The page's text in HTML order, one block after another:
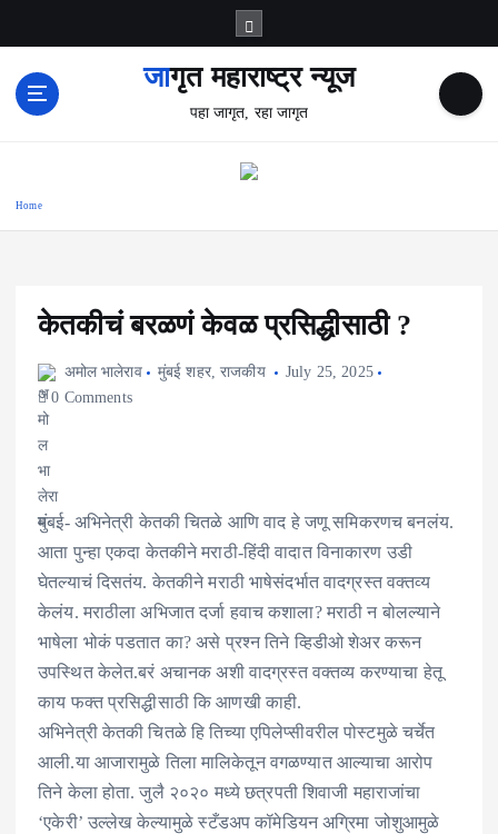
जागृत महाराष्ट्र न्यूज
पहा जागृत, रहा जागृत
Home
केतकीचं बरळणं केवळ प्रसिद्धीसाठी ?
अमोल भालेराव मुंबई शहर,राजकीय
July 25, 2025
0 Comments
मुंबई- अभिनेत्री केतकी चितळे आणि वाद हे जणू समिकरणच बनलंय.
आता पुन्हा एकदा केतकीने मराठी-हिंदी वादात विनाकारण उडी
घेतल्याचं दिसतंय. केतकीने मराठी भाषेसंदर्भात वादग्रस्त वक्तव्य
केलंय. मराठीला अभिजात दर्जा हवाच कशाला? मराठी न बोलल्याने
भाषेला भोकं पडतात का? असे प्रश्न तिने व्हिडीओ शेअर करून
उपस्थित केलेत.बरं अचानक अशी वादग्रस्त वक्तव्य करण्याचा हेतू
काय फक्त प्रसिद्धीसाठी कि आणखी काही.
अभिनेत्री केतकी चितळे हि तिच्या एपिलेप्सीवरील पोस्टमुळे चर्चेत
आली.या आजारामुळे तिला मालिकेतून वगळण्यात आल्याचा आरोप
तिने केला होता. जुलै २०२० मध्ये छत्रपती शिवाजी महाराजांचा
‘एकेरी’ उल्लेख केल्यामुळे स्टँडअप कॉमेडियन अग्रिमा जोशुआमुळे